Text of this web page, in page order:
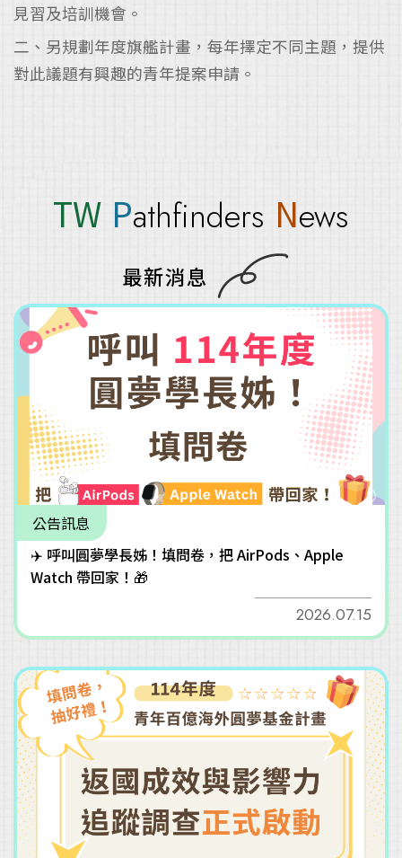
見習及培訓機會。
二、另規劃年度旗艦計畫，每年擇定不同主題，提供
對此議題有興趣的青年提案申請。
TW Pathfinders News
最新消息
公告訊息
✈️ 呼叫圓夢學長姊！填問卷，把 AirPods、Apple
Watch 帶回家！🎁
2026.07.15